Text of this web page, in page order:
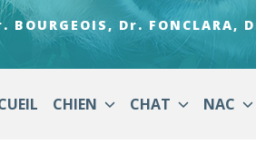
BOURGEOIS, Dr. FONCLARA,
CHIEN CHAT NAC